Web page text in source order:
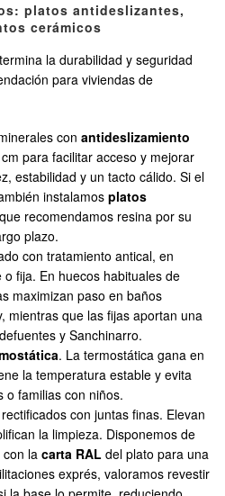
platos antideslizantes,
cerámicos
la durabilidad y seguridad
para viviendas de
conantideslizamiento
para facilitar acceso y mejorar
estabilidad y un tacto cálido. Si el
instalamosplatos
recomendamos resina por su
plazo.
con tratamiento antical, en
fija. En huecos habituales de
maximizan paso en baños
mientras que las fijas aportan una
y Sanchinarro.
. La termostática gana en
la temperatura estable y evita
o familias con niños.
con juntas finas. Elevan
la limpieza. Disponemos de
con lacarta RAL del plato para una
exprés, valoramos revestir